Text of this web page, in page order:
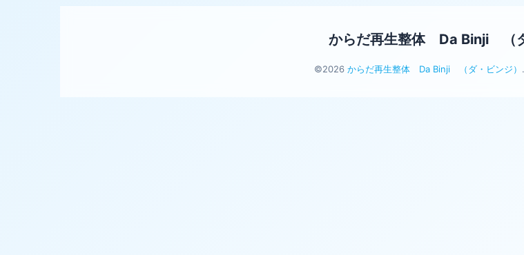
からだ再生整体 Da Binji （ダ
©2026 からだ再生整体 Da Binji （ダ・ビンジ）